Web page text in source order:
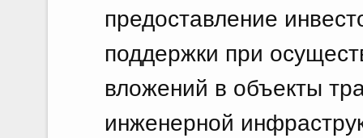
предоставление
поддержки при
вложений в объекты
инженерной